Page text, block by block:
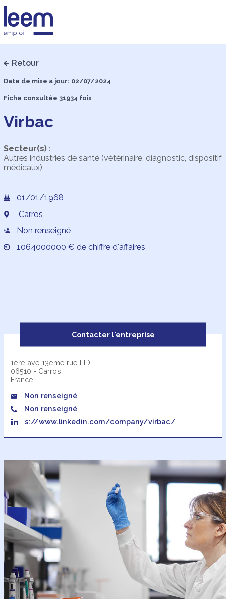
Retour
Date de mise a jour: 02/07/2024
Fiche consultée 31934 fois
Virbac
Secteur(s):
Autres industries de santé (vétérinaire, diagnostic, dispositif
médicaux)
01/01/1968
Carros
Non renseigné
1064000000 € de chiffre d'affaires
Contacter l'entreprise
1ère ave 13ème rue LID
06510 - Carros
France
Non renseigné
Non renseigné
s://www.linkedin.com/company/virbac/